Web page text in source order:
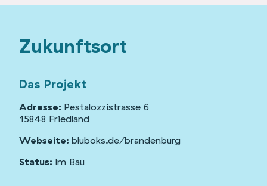
Zukunftsort
Das Projekt
Adresse: Pestalozzistrasse 6
15848 Friedland
Webseite: bluboks.de/brandenburg
Status: Im Bau